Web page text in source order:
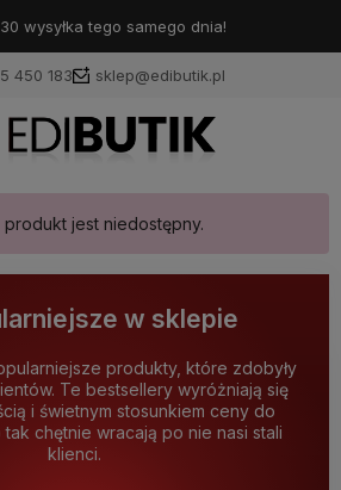
wysyłka tego samego dnia!
450 183 sklep@edibutik.pl
produkt jest niedostępny.
w sklepie
produkty, które zdobyły
Te bestsellery wyróżniają się
i świetnym stosunkiem ceny do
chętnie wracają po nie nasi stali
klienci.